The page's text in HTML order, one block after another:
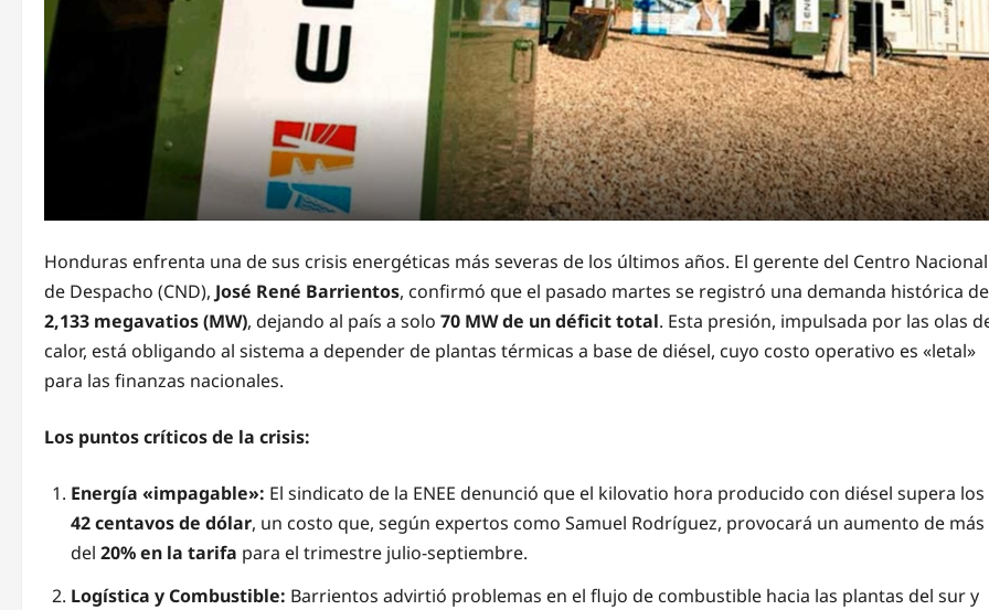
Honduras enfrenta una de sus crisis energéticas más severas de los últimos años. El gerente del Centro Nacional
de Despacho (CND), José René Barrientos, confirmó que el pasado martes se registró una demanda histórica de
2,133 megavatios (MW), dejando al país a solo 70 MW de un déficit total. Esta presión, impulsada por las olas
calor, está obligando al sistema a depender de plantas térmicas a base de diésel, cuyo costo operativo es «letal»
para las finanzas nacionales.
Los puntos críticos de la crisis:
Energía «impagable»: El sindicato de la ENEE denunció que el kilovatio hora producido con diésel supera los
42 centavos de dólar, un costo que, según expertos como Samuel Rodríguez, provocará un aumento de más
del 20% en la tarifa para el trimestre julio-septiembre.
Logística y Combustible: Barrientos advirtió problemas en el flujo de combustible hacia las plantas del sur y